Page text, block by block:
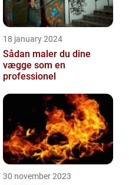
18 january 2024
Sådan maler du dine
vægge som en
professionel
30 november 2023